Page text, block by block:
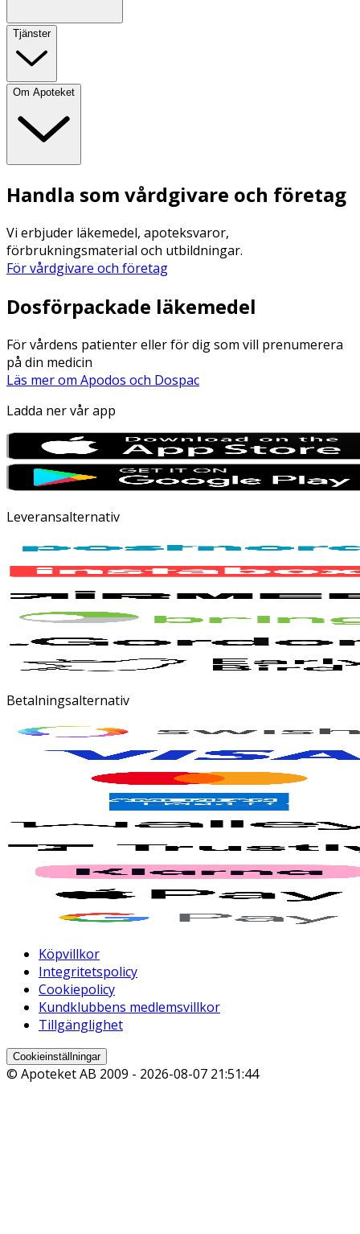
Tjänster
Om Apoteket
Handla som vårdgivare och företag
Vi erbjuder läkemedel, apoteksvaror,
förbrukningsmaterial och utbildningar.
För vårdgivare och företag
Dosförpackade läkemedel
För vårdens patienter eller för dig som vill prenumerera
på din medicin
Läs mer om Apodos och Dospac
Ladda ner vår app
Leveransalternativ
Betalningsalternativ
Köpvillkor
Integritetspolicy
Cookiepolicy
Kundklubbens medlemsvillkor
Tillgänglighet
Cookieinställningar
© Apoteket AB 2009 - 2026-08-07 21:51:44